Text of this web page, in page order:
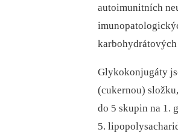
autoimunitních
Glykokonjugáty
(cukernou)
do 5 skupin na 1.
5.